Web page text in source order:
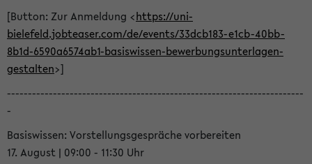
[Button: Zur Anmeldung <https://uni-
bielefeld.jobteaser.com/de/events/33dcb183-e1cb-40bb-
8b1d-6590a6574ab1-basiswissen-bewerbungsunterlagen-
gestalten>]
-----------------------------------------------------------------------
-
Basiswissen: Vorstellungsgespräche vorbereiten
17. August | 09:00 - 11:30 Uhr